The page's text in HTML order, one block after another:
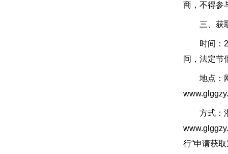
商，不得参
三、获
时间：
间，法定节
地点：网
方式：潜
行“申请获